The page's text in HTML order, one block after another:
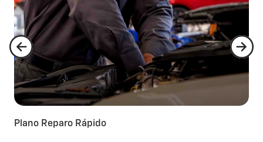
Plano Reparo Rápido